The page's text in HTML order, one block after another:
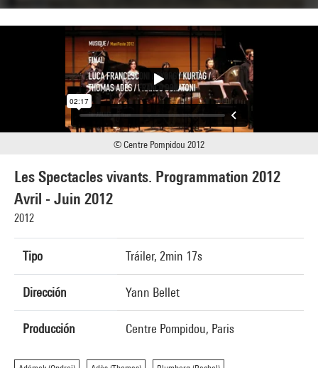
Les Spectacles vivants. Programmation 2012
Avril - Juin 2012
2012
Tipo Tráiler, 2min 17s
Dirección Yann Bellet
Producción Centre Pompidou, Paris
© Centre Pompidou 2012